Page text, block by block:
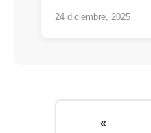
24 diciembre, 2025
«